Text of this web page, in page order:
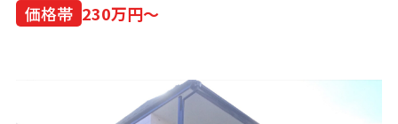
価格帯 230万円～